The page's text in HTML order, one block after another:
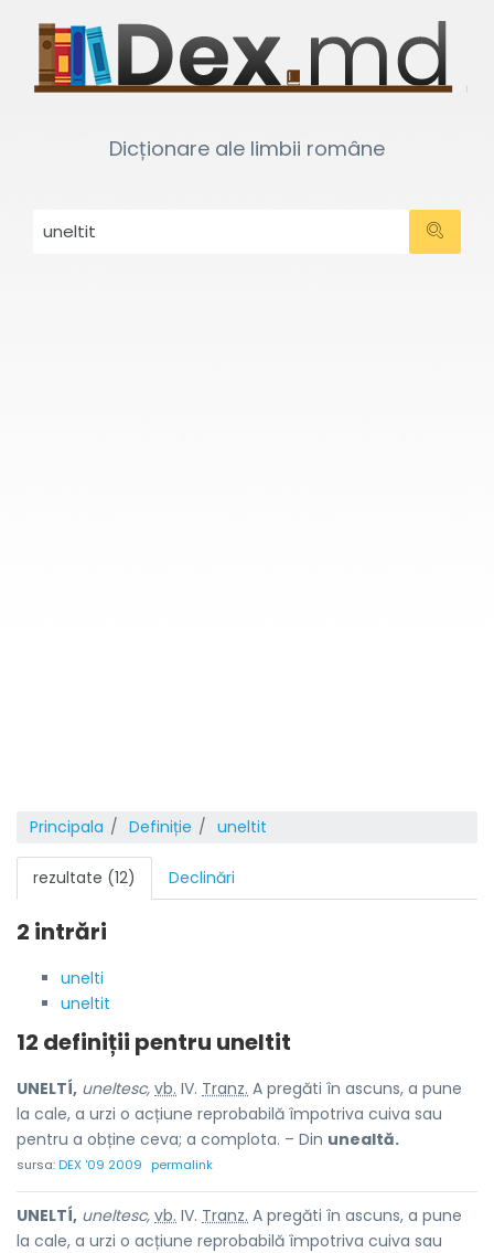
Dicționare ale limbii române
Principala Definiție uneltit
rezultate (12) Declinări
2 intrări
unelti
uneltit
12 definiții pentru uneltit
UNELTÍ, uneltesc, vb. IV. Tranz. A pregăti în ascuns, a pune
la cale, a urzi o acțiune reprobabilă împotriva cuiva sau
pentru a obține ceva; a complota. – Din unealtă.
sursa:DEX '09 2009 permalink
UNELTÍ, uneltesc, vb. IV. Tranz. A pregăti în ascuns, a pune
la cale, a urzi o acțiune reprobabilă împotriva cuiva sau